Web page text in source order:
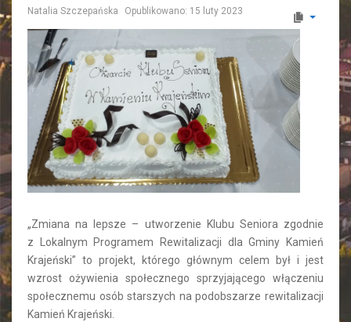
Natalia Szczepańska Opublikowano: 15 luty 2023
„Zmiana na lepsze – utworzenie Klubu Seniora zgodnie
z Lokalnym Programem Rewitalizacji dla Gminy Kamień
Krajeński” to projekt, którego głównym celem był i jest
wzrost ożywienia społecznego sprzyjającego włączeniu
społecznemu osób starszych na podobszarze rewitalizacji
Kamień Krajeński.